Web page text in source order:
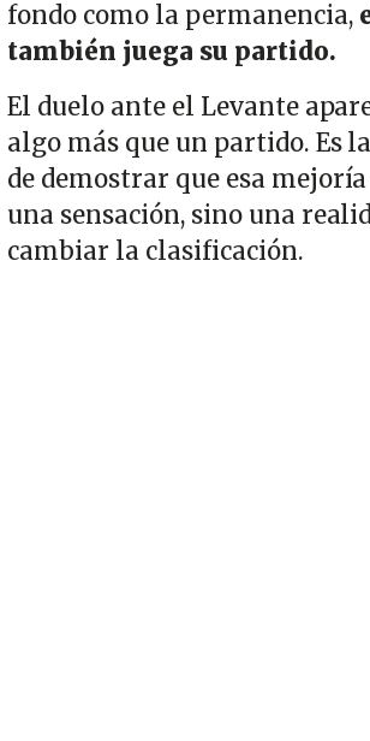
fondo como la permanencia,
también juega su partido.
El duelo ante el Levante
algo más que un partido. Es
de demostrar que esa
una sensación, sino una
cambiar la clasificación.